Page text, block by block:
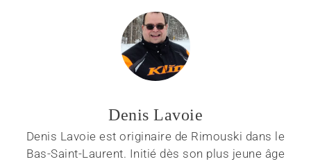
Denis Lavoie
Denis Lavoie est originaire de Rimouski dans le
Bas-Saint-Laurent. Initié dès son plus jeune âge